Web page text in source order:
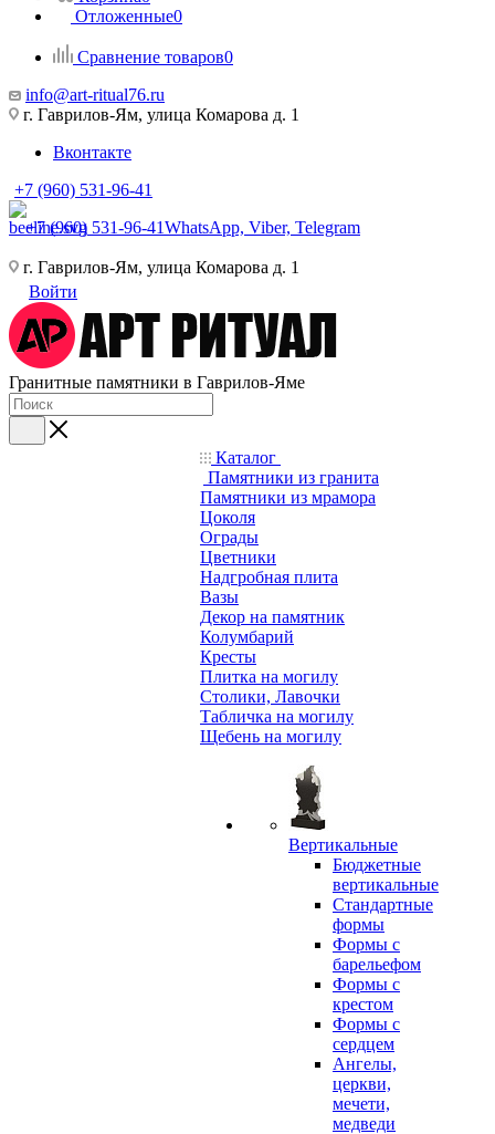
Отложенные0
Сравнение товаров0
info@art-ritual76.ru
г. Гаврилов-Ям, улица Комарова д. 1
Вконтакте
+7 (960) 531-96-41
+7 (960) 531-96-41WhatsApp, Viber, Telegram
г. Гаврилов-Ям, улица Комарова д. 1
Войти
Гранитные памятники в Гаврилов-Яме
Каталог
Памятники из гранита
Памятники из мрамора
Цоколя
Ограды
Цветники
Надгробная плита
Вазы
Декор на памятник
Колумбарий
Кресты
Плитка на могилу
Столики, Лавочки
Табличка на могилу
Щебень на могилу
Вертикальные
Бюджетные
вертикальные
Стандартные
формы
Формы с
барельефом
Формы с
крестом
Формы с
сердцем
Ангелы,
церкви,
мечети,
медведи